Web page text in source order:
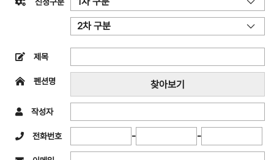
신청구분
2차 구분
제목
펜션명 찾아보기
작성자
전화번호 - -